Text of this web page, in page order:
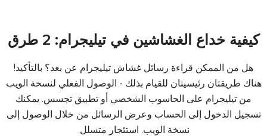
كيفية خداع الغشاشين في تيليجرام: 2 طرق
هل من الممكن قراءة رسائل غشاش تيليجرام عن بعد؟ بالتأكيد!
هناك طريقتان رئيسيتان للقيام بذلك - الوصول الفعلي لنسخة الويب
من تيليجرام على الحاسوب الشخصي أو تطبيق تجسس. يمكنك
تسجيل الدخول إلى الحساب وعرض الرسائل من خلال الوصول إلى
نسخة الويب. استئجار متسلل.